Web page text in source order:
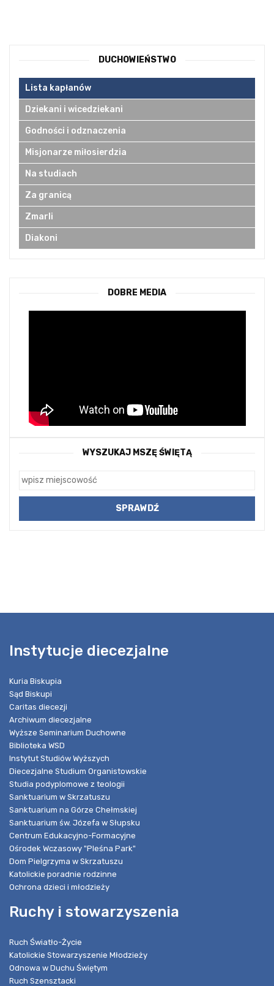
DUCHOWIEŃSTWO
Lista kapłanów
Dziekani i wicedziekani
Godności i odznaczenia
Misjonarze miłosierdzia
Na studiach
Za granicą
Zmarli
Diakoni
DOBRE MEDIA
WYSZUKAJ MSZĘ ŚWIĘTĄ
Instytucje diecezjalne
Kuria Biskupia
Sąd Biskupi
Caritas diecezji
Archiwum diecezjalne
Wyższe Seminarium Duchowne
Biblioteka WSD
Instytut Studiów Wyższych
Diecezjalne Studium Organistowskie
Studia podyplomowe z teologii
Sanktuarium w Skrzatuszu
Sanktuarium na Górze Chełmskiej
Sanktuarium św. Józefa w Słupsku
Centrum Edukacyjno-Formacyjne
Ośrodek Wczasowy "Pleśna Park"
Dom Pielgrzyma w Skrzatuszu
Katolickie poradnie rodzinne
Ochrona dzieci i młodzieży
Ruchy i stowarzyszenia
Ruch Światło-Życie
Katolickie Stowarzyszenie Młodzieży
Odnowa w Duchu Świętym
Ruch Szensztacki